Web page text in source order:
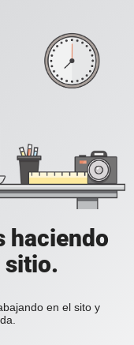
haciendo
sitio.
en el sito y